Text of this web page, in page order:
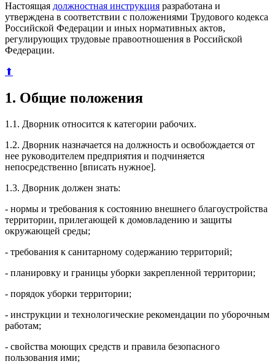
Настоящая должностная инструкция разработана и
утверждена в соответствии с положениями Трудового кодекса
Российской Федерации и иных нормативных актов,
регулирующих трудовые правоотношения в Российской
Федерации.
⬆
1. Общие положения
1.1. Дворник относится к категории рабочих.
1.2. Дворник назначается на должность и освобождается от
нее руководителем предприятия и подчиняется
непосредственно [вписать нужное].
1.3. Дворник должен знать:
- нормы и требования к состоянию внешнего благоустройства
территории, прилегающей к домовладению и защиты
окружающей среды;
- требования к санитарному содержанию территорий;
- планировку и границы уборки закрепленной территории;
- порядок уборки территории;
- инструкции и технологические рекомендации по уборочным
работам;
- свойства моющих средств и правила безопасного
пользования ими;